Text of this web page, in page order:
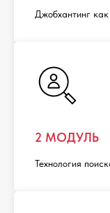
Джобхантинг как
2 МОДУЛЬ
Технология